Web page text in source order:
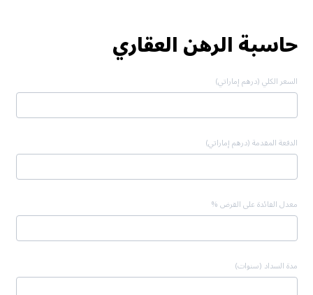
حاسبة الرهن العقاري
السعر الكلي (درهم إماراتي)
الدفعة المقدمة (درهم إماراتي)
معدل الفائدة على القرض %
مدة السداد (سنوات)